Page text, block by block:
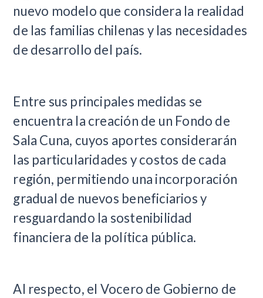
nuevo modelo que considera la realidad
de las familias chilenas y las necesidades
de desarrollo del país.
Entre sus principales medidas se
encuentra la creación de un Fondo de
Sala Cuna, cuyos aportes considerarán
las particularidades y costos de cada
región, permitiendo una incorporación
gradual de nuevos beneficiarios y
resguardando la sostenibilidad
financiera de la política pública.
Al respecto, el Vocero de Gobierno de